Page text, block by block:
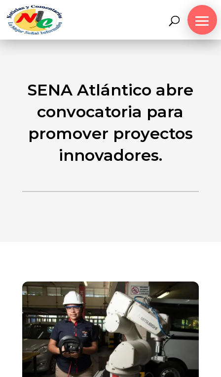
SENA Atlántico abre
convocatoria para
promover proyectos
innovadores.